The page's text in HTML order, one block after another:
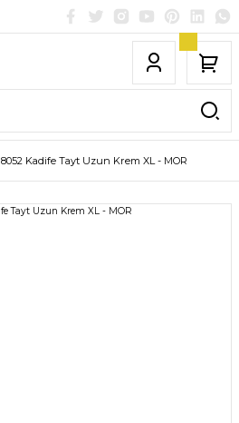
8052 Kadife Tayt Uzun Krem XL - MOR